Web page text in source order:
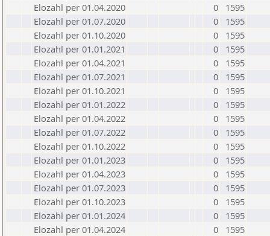
Elozahl per 01.04.2020
0
1595
Elozahl per 01.07.2020
0
1595
Elozahl per 01.10.2020
0
1595
Elozahl per 01.01.2021
0
1595
Elozahl per 01.04.2021
0
1595
Elozahl per 01.07.2021
0
1595
Elozahl per 01.10.2021
0
1595
Elozahl per 01.01.2022
0
1595
Elozahl per 01.04.2022
0
1595
Elozahl per 01.07.2022
0
1595
Elozahl per 01.10.2022
0
1595
Elozahl per 01.01.2023
0
1595
Elozahl per 01.04.2023
0
1595
Elozahl per 01.07.2023
0
1595
Elozahl per 01.10.2023
0
1595
Elozahl per 01.01.2024
0
1595
Elozahl per 01.04.2024
0
1595